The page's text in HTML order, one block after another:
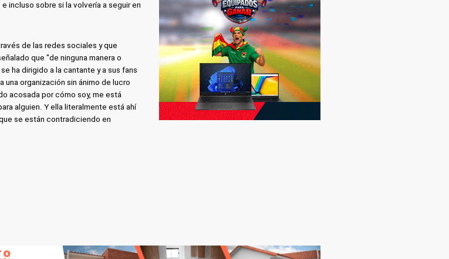
incluso sobre si la volvería a seguir en
de las redes sociales y que
que "de ninguna manera o
ha dirigido a la cantante y a sus fans
organización sin ánimo de lucro
acosada por cómo soy, me está
alguien. Y ella literalmente está ahí
se están contradiciendo en